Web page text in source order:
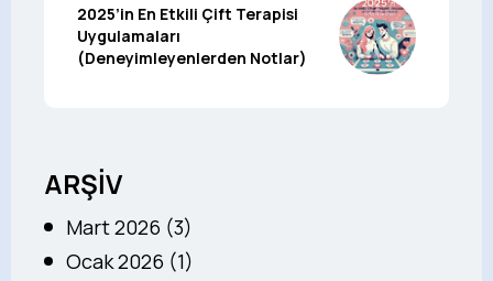
2025’in En Etkili Çift Terapisi
Uygulamaları
(Deneyimleyenlerden Notlar)
ARŞİV
Mart 2026 (3)
Ocak 2026 (1)